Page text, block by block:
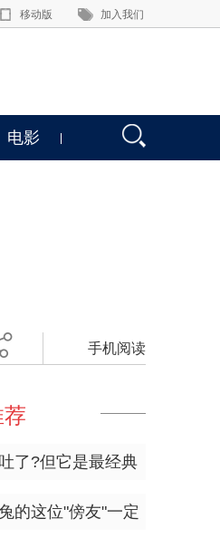
移动版 加入我们
电影
手机阅读
了?但它是最经典
的这位"傍友"一定